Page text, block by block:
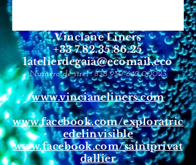
Vinciane Liners
+33 7.82.35.86.25
latelierdegaia@ecomail.eco
Numéro de siret :838 930 642 00023
www.vincianeliners.com
www.facebook.com/exploratric
edelinvisible
www.facebook.com/saintprivat
dallier